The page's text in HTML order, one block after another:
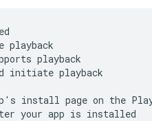
playback
playback
initiate playback
install page on the
your app is installed